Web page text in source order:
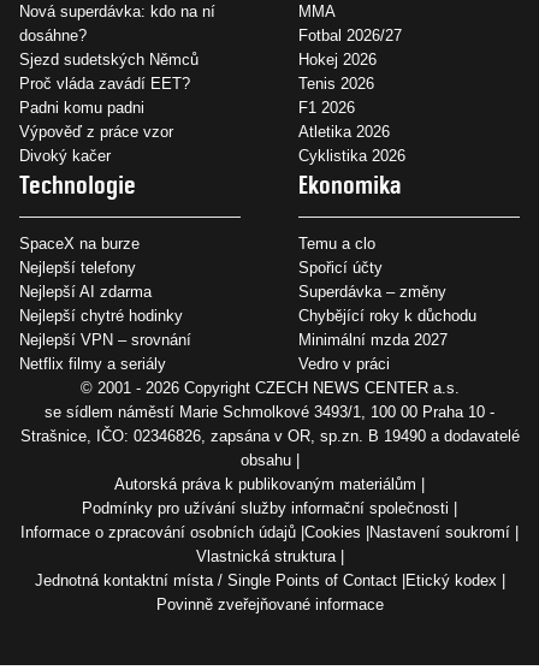
Nová superdávka: kdo na ní
dosáhne?
Sjezd sudetských Němců
Proč vláda zavádí EET?
Padni komu padni
Výpověď z práce vzor
Divoký kačer
MMA
Fotbal 2026/27
Hokej 2026
Tenis 2026
F1 2026
Atletika 2026
Cyklistika 2026
Technologie
SpaceX na burze
Nejlepší telefony
Nejlepší AI zdarma
Nejlepší chytré hodinky
Nejlepší VPN – srovnání
Netflix filmy a seriály
Ekonomika
Temu a clo
Spořicí účty
Superdávka – změny
Chybějící roky k důchodu
Minimální mzda 2027
Vedro v práci
© 2001 - 2026 Copyright CZECH NEWS CENTER a.s.
se sídlem náměstí Marie Schmolkové 3493/1, 100 00 Praha 10 -
Strašnice, IČO: 02346826, zapsána v OR, sp.zn. B 19490 a dodavatelé
obsahu
Autorská práva k publikovaným materiálům
Podmínky pro užívání služby informační společnosti
Informace o zpracování osobních údajů Cookies Nastavení soukromí
Vlastnická struktura
Jednotná kontaktní místa / Single Points of Contact Etický kodex
Povinně zveřejňované informace